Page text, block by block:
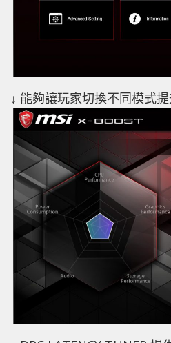
↓ 能夠讓玩家切換不同模式